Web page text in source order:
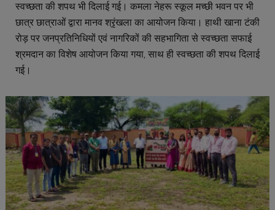
स्वच्छता की शपथ भी दिलाई गई। कमला नेहरू स्कूल मच्छी भवन पर भी
छात्र छात्राओं द्वारा मानव श्रृंखला का आयोजन किया। हाथी खाना टंकी
रोड़ पर जनप्रतिनिधियों एवं नागरिकों की सहभागिता से स्वच्छता सफाई
श्रमदान का विशेष आयोजन किया गया, साथ ही स्वच्छता की शपथ दिलाई
गई।